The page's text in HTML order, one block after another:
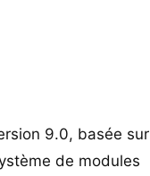
9.0, basée sur
de modules